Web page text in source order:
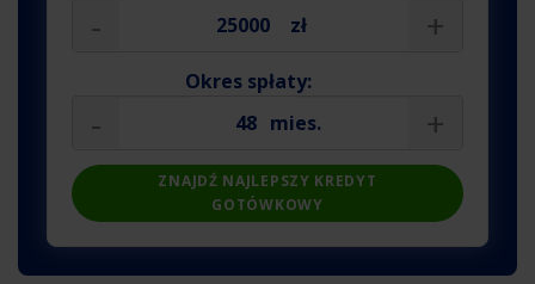
- zł +
Okres spłaty:
- mies. +
ZNAJDŹ NAJLEPSZY KREDYT
GOTÓWKOWY